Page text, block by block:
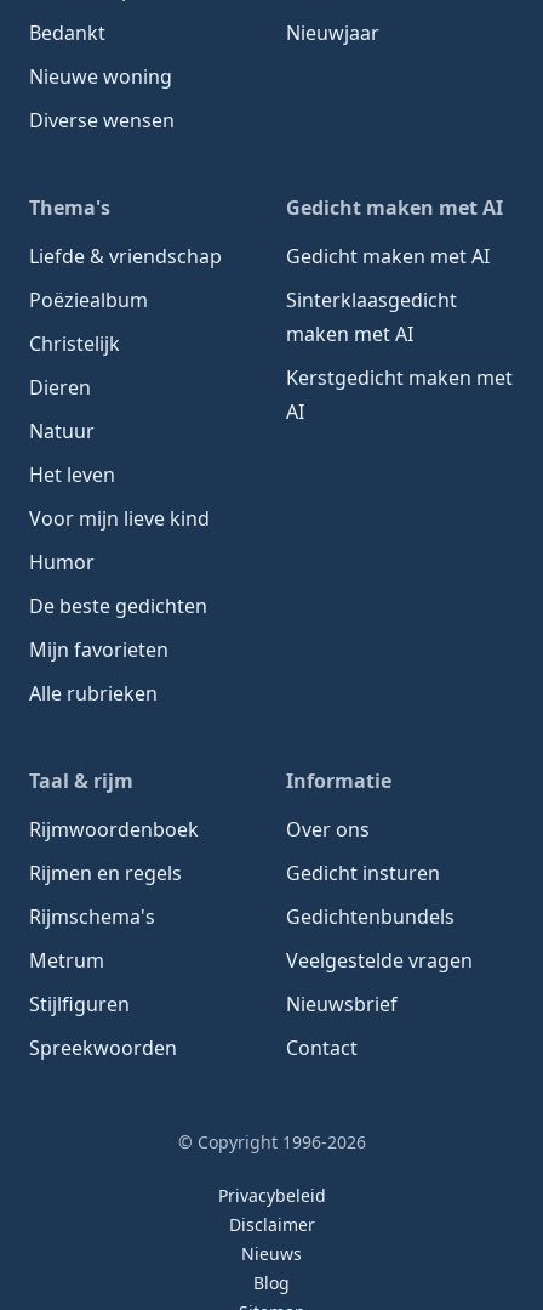
Bedankt
Nieuwe woning
Diverse wensen
Nieuwjaar
Thema's
Liefde & vriendschap
Poëziealbum
Christelijk
Dieren
Natuur
Het leven
Voor mijn lieve kind
Humor
De beste gedichten
Mijn favorieten
Alle rubrieken
Gedicht maken met AI
Gedicht maken met AI
Sinterklaasgedicht
maken met AI
Kerstgedicht maken met
AI
Taal & rijm
Rijmwoordenboek
Rijmen en regels
Rijmschema's
Metrum
Stijlfiguren
Spreekwoorden
Informatie
Over ons
Gedicht insturen
Gedichtenbundels
Veelgestelde vragen
Nieuwsbrief
Contact
© Copyright 1996-2026
Privacybeleid
Disclaimer
Nieuws
Blog